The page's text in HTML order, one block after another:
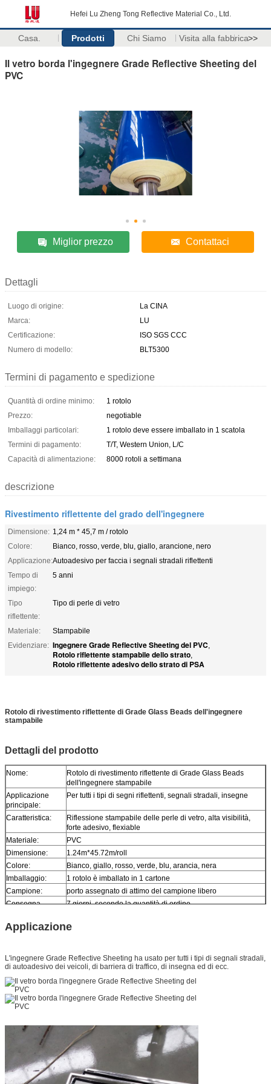
Hefei Lu Zheng Tong Reflective Material Co., Ltd.
Casa. Prodotti Chi Siamo Visita alla fabbrica>>
Il vetro borda l'ingegnere Grade Reflective Sheeting del
PVC
Miglior prezzo Contattaci
Dettagli
Luogo di origine:
La CINA
Marca:
LU
Certificazione:
ISO SGS CCC
Numero di modello:
BLT5300
Termini di pagamento e spedizione
Quantità di ordine minimo:
1 rotolo
Prezzo:
negotiable
Imballaggi particolari:
1 rotolo deve essere imballato in 1 scatola
Termini di pagamento:
T/T, Western Union, L/C
Capacità di alimentazione:
8000 rotoli a settimana
descrizione
Rivestimento riflettente del grado dell'ingegnere
Dimensione: 1,24 m * 45,7 m / rotolo
Colore:
Bianco, rosso, verde, blu, giallo, arancione, nero
Applicazione:Autoadesivo per faccia i segnali stradali riflettenti
Tempo di
impiego:
5 anni
Tipo
riflettente:
Tipo di perle di vetro
Materiale:
Stampabile
Evidenziare: Ingegnere Grade Reflective Sheeting del PVC,
Rotolo riflettente stampabile dello strato,
Rotolo riflettente adesivo dello strato di PSA
Rotolo di rivestimento riflettente di Grade Glass Beads dell'ingegnere
stampabile
Dettagli del prodotto
Nome:
Rotolo di rivestimento riflettente di Grade Glass Beads
dell'ingegnere stampabile
Applicazione
principale:
Per tutti i tipi di segni riflettenti, segnali stradali, insegne
Caratteristica:
Riflessione stampabile delle perle di vetro, alta visibilità,
forte adesivo, flexiable
Materiale:
PVC
Dimensione:
1.24m*45.72m/roll
Colore:
Bianco, giallo, rosso, verde, blu, arancia, nera
Imballaggio:
1 rotolo è imballato in 1 cartone
Campione:
porto assegnato di attimo del campione libero
Consegna
7 giorni, secondo la quantità di ordine
Applicazione
L'ingegnere Grade Reflective Sheeting ha usato per tutti i tipi di segnali stradali,
di autoadesivo dei veicoli, di barriera di traffico, di insegna ed di ecc.